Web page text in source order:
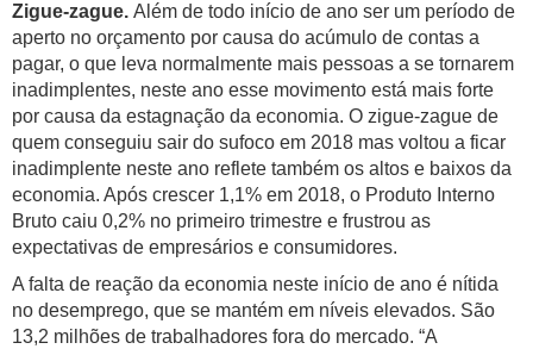
Zigue-zague. Além de todo início de ano ser um período de
aperto no orçamento por causa do acúmulo de contas a
pagar, o que leva normalmente mais pessoas a se tornarem
inadimplentes, neste ano esse movimento está mais forte
por causa da estagnação da economia. O zigue-zague de
quem conseguiu sair do sufoco em 2018 mas voltou a ficar
inadimplente neste ano reflete também os altos e baixos da
economia. Após crescer 1,1% em 2018, o Produto Interno
Bruto caiu 0,2% no primeiro trimestre e frustrou as
expectativas de empresários e consumidores.
A falta de reação da economia neste início de ano é nítida
no desemprego, que se mantém em níveis elevados. São
13,2 milhões de trabalhadores fora do mercado. “A